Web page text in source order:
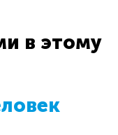
в этому